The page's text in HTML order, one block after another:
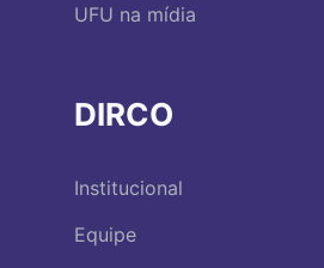
UFU na mídia
DIRCO
Institucional
Equipe